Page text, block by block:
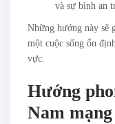
và sự bình an
Những hướng này sẽ
một cuộc sống ổn
vực.
Hướng
Nam